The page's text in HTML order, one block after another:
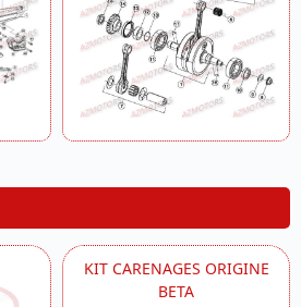
KIT CARENAGES ORIGINE
BETA